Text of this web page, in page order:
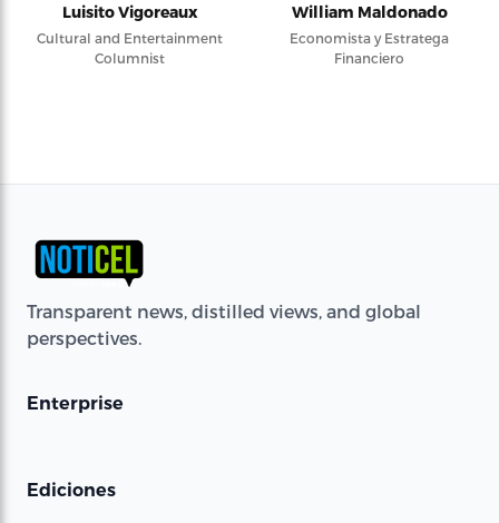
Luisito Vigoreaux
Cultural and Entertainment
Columnist
William Maldonado
Economista y Estratega
Financiero
Transparent news, distilled views, and global
perspectives.
Enterprise
Ediciones